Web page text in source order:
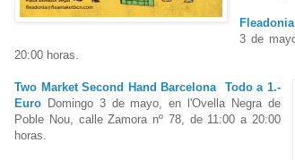
Fleadonia
3 de
20:00 horas.
Two Market Second Hand Barcelona Todo a 1.-
Euro Domingo 3 de mayo, en l'Ovella Negra de
Poble Nou, calle Zamora nº 78, de 11:00 a 20:00
horas.